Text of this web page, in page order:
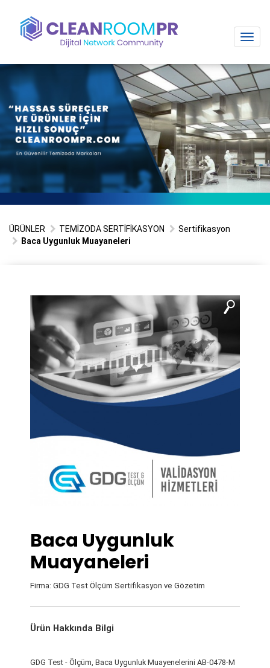
ÜRÜNLER TEMİZODA SERTİFİKASYON
Sertifikasyon
Baca Uygunluk Muayaneleri
Baca Uygunluk
Muayaneleri
Firma: GDG Test Ölçüm Sertifikasyon ve Gözetim
Ürün Hakkında Bilgi
GDG Test - Ölçüm, Baca Uygunluk Muayenelerini AB-0478-M